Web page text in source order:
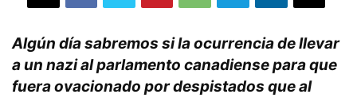
Algún día sabremos si la ocurrencia de llevar
a un nazi al parlamento canadiense para que
fuera ovacionado por despistados que al